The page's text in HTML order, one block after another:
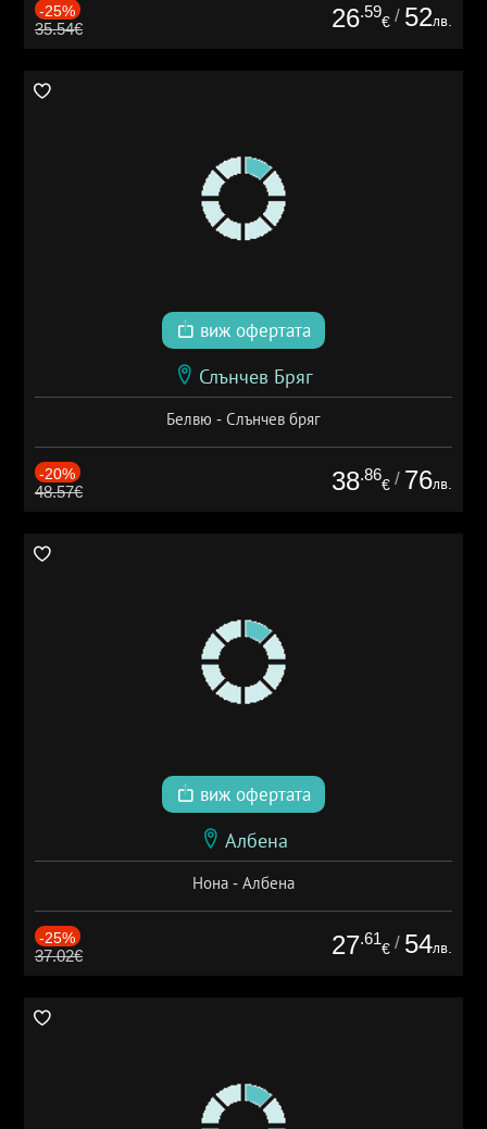
-25%
35.54€ 26.59
€ / 52лв.
виж офертата
Слънчев Бряг
Белвю - Слънчев бряг
-20%
48.57€ 38.86
€ / 76лв.
виж офертата
Албена
Нона - Албена
-25%
37.02€ 27.61
€ / 54лв.